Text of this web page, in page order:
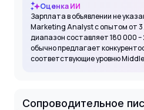
Оценка ИИ
Зарплата в объявлении не
Marketing Analyst с опытом от 3
диапазон составляет 180 000
обычно предлагает
соответствующие уровню
Сопроводительное